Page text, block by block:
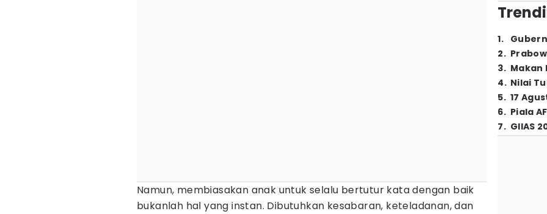
Namun, membiasakan anak untuk selalu bertutur kata dengan baik
bukanlah hal yang instan. Dibutuhkan kesabaran, keteladanan, dan
1.
2.
3. Makan
4. Nilai
5. 17
6. Piala
7. GIIAS